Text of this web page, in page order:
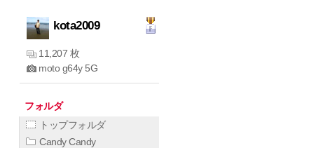
kota2009
11,207 枚
moto g64y 5G
フォルダ
トップフォルダ
Candy Candy